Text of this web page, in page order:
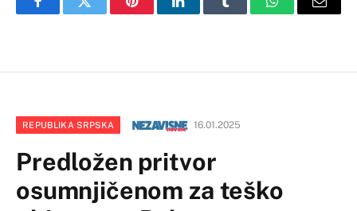
FacebookTwitter PinterestLinkedInTumblr WhatsAppEmail
REPUBLIKA SRPSKA 16.01.2025
Predložen pritvor
osumnjičenom za teško